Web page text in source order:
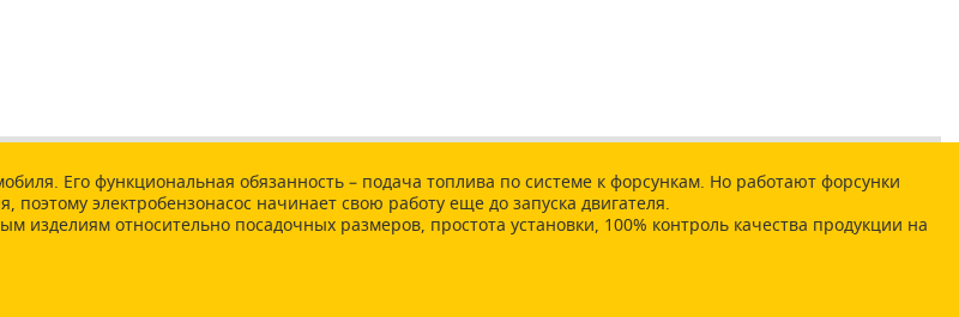
Его функциональная обязанность – подача топлива по системе к форсункам. Но работают форсунки
электробензонасос начинает свою работу еще до запуска двигателя.
изделиям относительно посадочных размеров, простота установки, 100% контроль качества продукции на